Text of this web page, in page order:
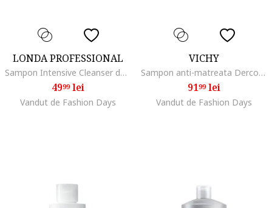
LONDA PROFESSIONAL
Sampon Intensive Cleanser de curatare intensiva pentru scalp si par, 1000 ml
4999lei
Vandut de Fashion Days
VICHY
Sampon anti-matreata Dercos par uscat, 390 ml
9199lei
Vandut de Fashion Days